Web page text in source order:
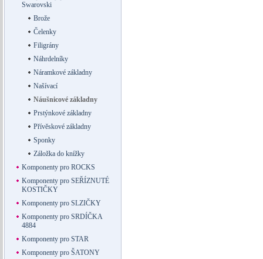
Swarovski
Brože
Čelenky
Filigrány
Náhrdelníky
Náramkové základny
Našívací
Náušnicové základny
Prstýnkové základny
Přívěskové základny
Sponky
Záložka do knížky
Komponenty pro ROCKS
Komponenty pro SEŘÍZNUTÉ
KOSTIČKY
Komponenty pro SLZIČKY
Komponenty pro SRDÍČKA
4884
Komponenty pro STAR
Komponenty pro ŠATONY